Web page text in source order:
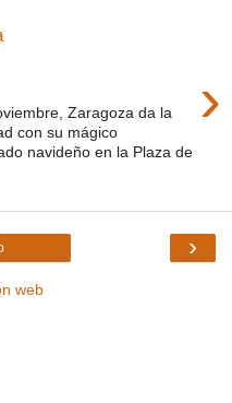
›
Zaragoza da la
con su mágico
navideño en la Plaza de
›
web